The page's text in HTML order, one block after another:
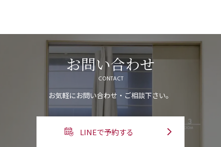
お問い合わせ
CONTACT
お気軽にお問い合わせ・ご相談下さい。
LINEで予約する